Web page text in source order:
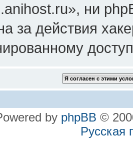
ни
за действия
by phpBB ©
Русская